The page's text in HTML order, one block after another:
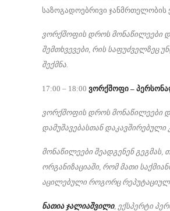
საზოგადოებრივი ჯანმრთელობის
ვორქშოფის დროს მონაწილეები
შემთხვევები, რის საფუძველზეც
შექმნა.
17:00 – 18:00 ვორქშოფი –
ვორქშოფის დროს მონაწილეები
დამუშავებასთან
მონაწილეები შეადგენენ
ორგანიზაციაში, რომ მათი
აცილებული როგორც რეპუტაციული
ნათია ჯალიაშვილი, ექსპერტი